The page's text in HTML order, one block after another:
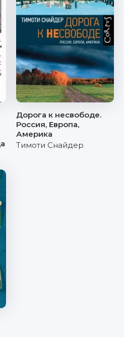
Дорога к несвободе.
Россия, Европа,
Америка
Тимоти Снайдер